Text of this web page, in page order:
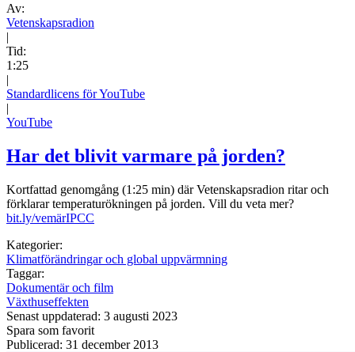
Av:
Vetenskapsradion
|
Tid:
1:25
|
Standardlicens för YouTube
|
YouTube
Har det blivit varmare på jorden?
Kortfattad genomgång (1:25 min) där Vetenskapsradion ritar och
förklarar temperaturökningen på jorden. Vill du veta mer?
bit.ly/vemärIPCC
Kategorier:
Klimatförändringar och global uppvärmning
Taggar:
Dokumentär och film
Växthuseffekten
Senast uppdaterad: 3 augusti 2023
Spara som favorit
Publicerad: 31 december 2013